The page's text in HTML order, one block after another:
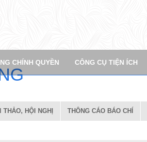
CHÍNH QUYỀN CÔNG CỤ TIỆN ÍCH
G
HỘI NGHỊ THÔNG CÁO BÁO CHÍ
NHẬP